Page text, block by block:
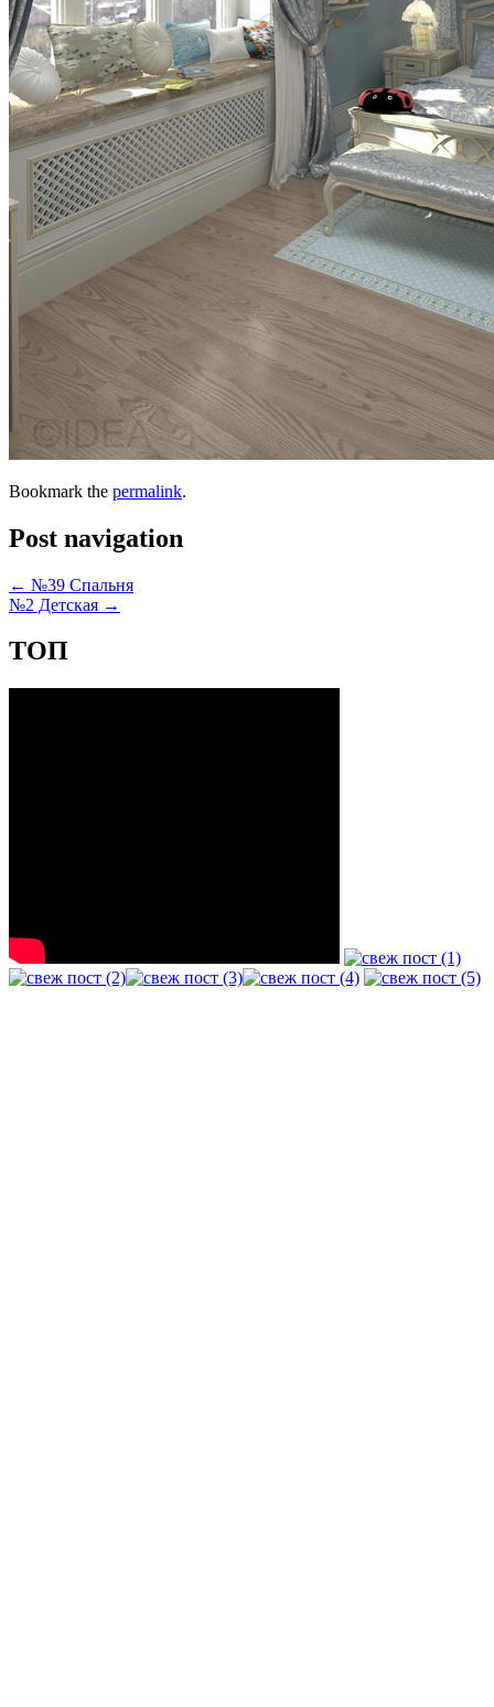
Bookmark the permalink.
Post navigation
← №39 Спальня
№2 Детская →
ТОП